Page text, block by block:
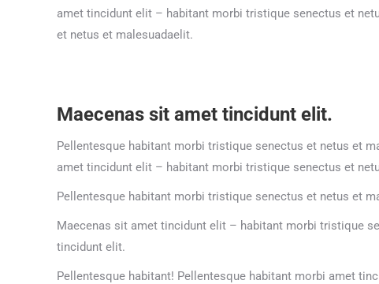
amet tincidunt elit – habitant morbi tristique senectus et
et netus et malesuadaelit.
Maecenas sit amet tincidunt elit.
Pellentesque habitant morbi tristique senectus et netus et
amet tincidunt elit – habitant morbi tristique senectus et
Pellentesque habitant morbi tristique senectus et netus et
Maecenas sit amet tincidunt elit – habitant morbi tristique
tincidunt elit.
Pellentesque habitant! Pellentesque habitant morbi amet